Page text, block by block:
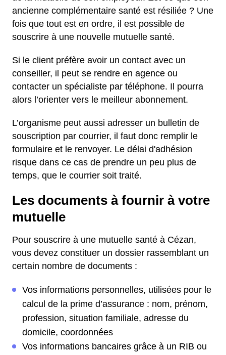
ancienne complémentaire santé est résiliée ? Une
fois que tout est en ordre, il est possible de
souscrire à une nouvelle mutuelle santé.
Si le client préfère avoir un contact avec un
conseiller, il peut se rendre en agence ou
contacter un spécialiste par téléphone. Il pourra
alors l’orienter vers le meilleur abonnement.
L’organisme peut aussi adresser un bulletin de
souscription par courrier, il faut donc remplir le
formulaire et le renvoyer. Le délai d'adhésion
risque dans ce cas de prendre un peu plus de
temps, que le courrier soit traité.
Les documents à fournir à votre
mutuelle
Pour souscrire à une mutuelle santé à Cézan,
vous devez constituer un dossier rassemblant un
certain nombre de documents :
Vos informations personnelles, utilisées pour le
calcul de la prime d’assurance : nom, prénom,
profession, situation familiale, adresse du
domicile, coordonnées
Vos informations bancaires grâce à un RIB ou